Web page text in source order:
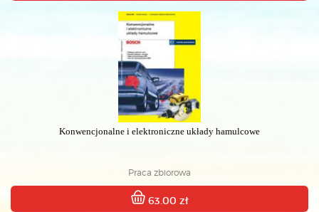
Konwencjonalne i elektroniczne układy hamulcowe
Praca zbiorowa
63.00 zł